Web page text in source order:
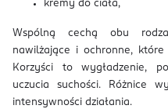
kremy do ciała,
Wspólną cechą obu
nawilżające i ochronne,
Korzyści to wygładzenie,
uczucia suchości. Różnice
intensywności działania.